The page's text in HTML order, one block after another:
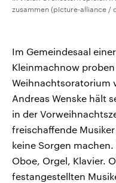
zusammen (picture-alliance /
Im Gemeindesaal
Kleinmachnow
Weihnachtsoratorium
Andreas Wenske hält
in der
freischaffende
keine Sorgen
Oboe, Orgel, Klavier.
festangestellten